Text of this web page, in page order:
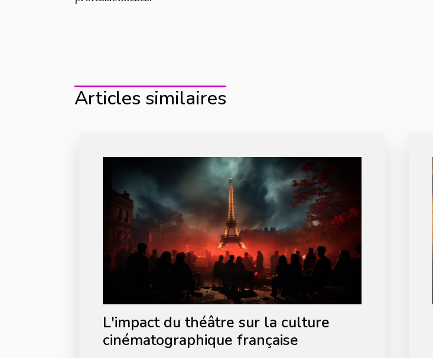
Articles similaires
L'impact du théâtre sur la culture
cinématographique française